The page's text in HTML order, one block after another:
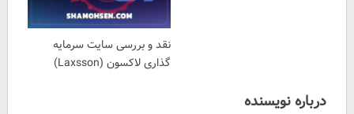
نقد و بررسی سایت سرمایه
گذاری لاکسون (Laxsson)
درباره نویسنده